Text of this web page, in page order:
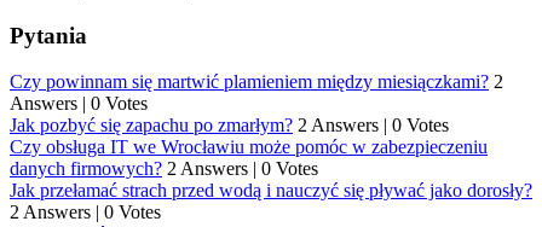
Pytania
Czy powinnam się martwić plamieniem między miesiączkami? 2
Answers | 0 Votes
Jak pozbyć się zapachu po zmarłym? 2 Answers | 0 Votes
Czy obsługa IT we Wrocławiu może pomóc w zabezpieczeniu
danych firmowych? 2 Answers | 0 Votes
Jak przełamać strach przed wodą i nauczyć się pływać jako dorosły?
2 Answers | 0 Votes